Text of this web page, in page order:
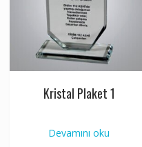
Kristal Plaket 1
Devamını oku